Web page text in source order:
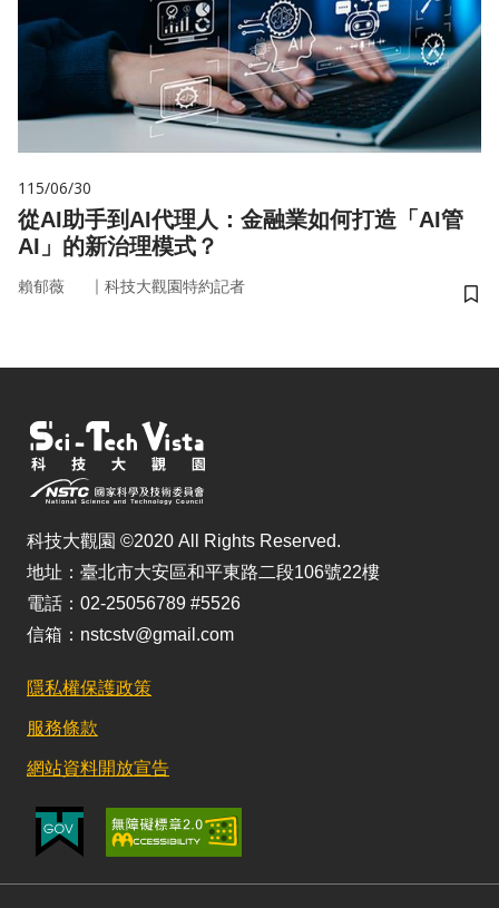
115/06/30
從AI助手到AI代理人：金融業如何打造「AI管
AI」的新治理模式？
賴郁薇 ｜ 科技大觀園特約記者
儲
科技大觀園 ©2020 All Rights Reserved.
地址：臺北市大安區和平東路二段106號22樓
電話：02-25056789 #5526
信箱：nstcstv@gmail.com
隱私權保護政策
服務條款
網站資料開放宣告